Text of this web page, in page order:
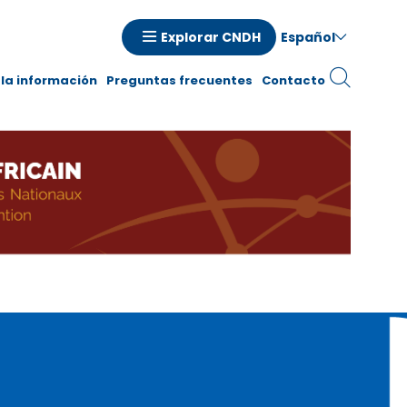
Explorar CNDH Español
información Preguntas frecuentes Contacto